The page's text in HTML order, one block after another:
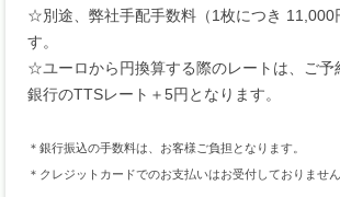
☆別途、弊社手配手数料（1枚につき 11,000
す。
☆ユーロから円換算する際のレートは、ご予
銀行のTTSレート＋5円となります。
＊銀行振込の手数料は、お客様ご負担となります。
＊クレジットカードでのお支払いはお受付しておりません